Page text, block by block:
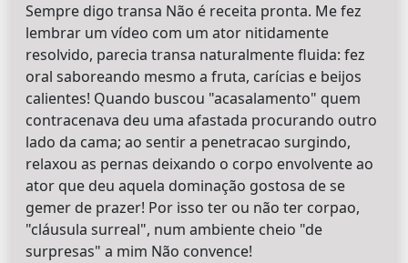
Sempre digo transa Não é receita pronta. Me fez
lembrar um vídeo com um ator nitidamente
resolvido, parecia transa naturalmente fluida: fez
oral saboreando mesmo a fruta, carícias e beijos
calientes! Quando buscou "acasalamento" quem
contracenava deu uma afastada procurando outro
lado da cama; ao sentir a penetracao surgindo,
relaxou as pernas deixando o corpo envolvente ao
ator que deu aquela dominação gostosa de se
gemer de prazer! Por isso ter ou não ter corpao,
"cláusula surreal", num ambiente cheio "de
surpresas" a mim Não convence!